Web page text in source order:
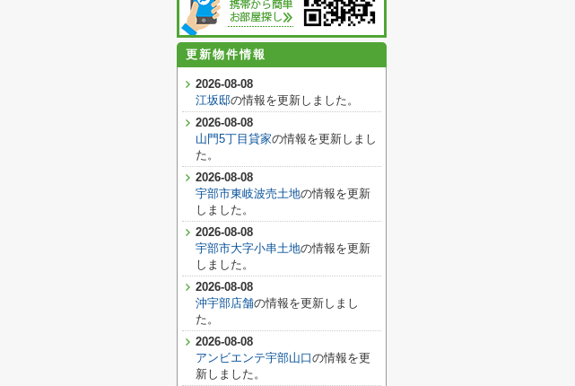
更新物件情報
2026-08-08
江坂邸の情報を更新しました。
2026-08-08
山門5丁目貸家の情報を更新しまし
た。
2026-08-08
宇部市東岐波売土地の情報を更新
しました。
2026-08-08
宇部市大字小串土地の情報を更新
しました。
2026-08-08
沖宇部店舗の情報を更新しまし
た。
2026-08-08
アンビエンテ宇部山口の情報を更
新しました。